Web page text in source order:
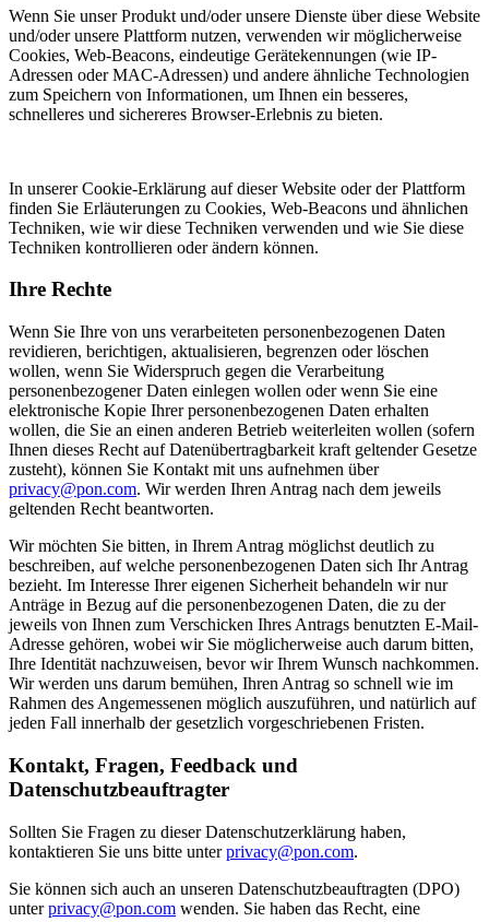
Wenn Sie unser Produkt und/oder unsere Dienste über diese Website
und/oder unsere Plattform nutzen, verwenden wir möglicherweise
Cookies, Web-Beacons, eindeutige Gerätekennungen (wie IP-
Adressen oder MAC-Adressen) und andere ähnliche Technologien
zum Speichern von Informationen, um Ihnen ein besseres,
schnelleres und sichereres Browser-Erlebnis zu bieten.
In unserer Cookie-Erklärung auf dieser Website oder der Plattform
finden Sie Erläuterungen zu Cookies, Web-Beacons und ähnlichen
Techniken, wie wir diese Techniken verwenden und wie Sie diese
Techniken kontrollieren oder ändern können.
Ihre Rechte
Wenn Sie Ihre von uns verarbeiteten personenbezogenen Daten
revidieren, berichtigen, aktualisieren, begrenzen oder löschen
wollen, wenn Sie Widerspruch gegen die Verarbeitung
personenbezogener Daten einlegen wollen oder wenn Sie eine
elektronische Kopie Ihrer personenbezogenen Daten erhalten
wollen, die Sie an einen anderen Betrieb weiterleiten wollen (sofern
Ihnen dieses Recht auf Datenübertragbarkeit kraft geltender Gesetze
zusteht), können Sie Kontakt mit uns aufnehmen über
privacy@pon.com. Wir werden Ihren Antrag nach dem jeweils
geltenden Recht beantworten.
Wir möchten Sie bitten, in Ihrem Antrag möglichst deutlich zu
beschreiben, auf welche personenbezogenen Daten sich Ihr Antrag
bezieht. Im Interesse Ihrer eigenen Sicherheit behandeln wir nur
Anträge in Bezug auf die personenbezogenen Daten, die zu der
jeweils von Ihnen zum Verschicken Ihres Antrags benutzten E-Mail-
Adresse gehören, wobei wir Sie möglicherweise auch darum bitten,
Ihre Identität nachzuweisen, bevor wir Ihrem Wunsch nachkommen.
Wir werden uns darum bemühen, Ihren Antrag so schnell wie im
Rahmen des Angemessenen möglich auszuführen, und natürlich auf
jeden Fall innerhalb der gesetzlich vorgeschriebenen Fristen.
Kontakt, Fragen, Feedback und
Datenschutzbeauftragter
Sollten Sie Fragen zu dieser Datenschutzerklärung haben,
kontaktieren Sie uns bitte unterprivacy@pon.com.
Sie können sich auch an unseren Datenschutzbeauftragten (DPO)
unterprivacy@pon.com wenden. Sie haben das Recht, eine